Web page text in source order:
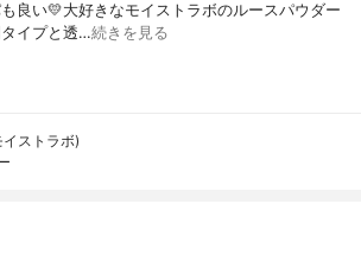
良い💛大好きなモイストラボのルースパウダー
イプと透…続きを見る
ストラボ)